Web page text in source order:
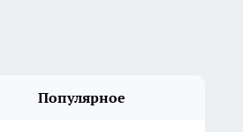
Популярное